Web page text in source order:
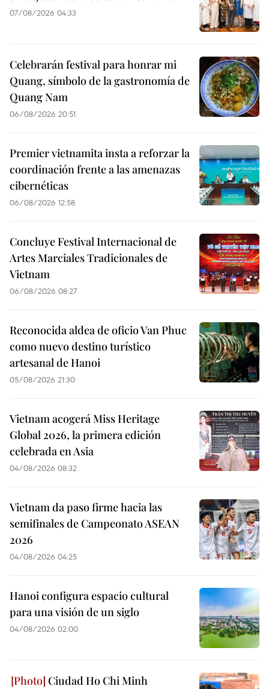
07/08/2026 04:33
Celebrarán festival para honrar mi
Quang, símbolo de la gastronomía de
Quang Nam
06/08/2026 20:51
Premier vietnamita insta a reforzar la
coordinación frente a las amenazas
cibernéticas
06/08/2026 12:58
Concluye Festival Internacional de
Artes Marciales Tradicionales de
Vietnam
06/08/2026 08:27
Reconocida aldea de oficio Van Phuc
como nuevo destino turístico
artesanal de Hanoi
05/08/2026 21:30
Vietnam acogerá Miss Heritage
Global 2026, la primera edición
celebrada en Asia
04/08/2026 08:32
Vietnam da paso firme hacia las
semifinales de Campeonato ASEAN
2026
04/08/2026 04:25
Hanoi configura espacio cultural
para una visión de un siglo
04/08/2026 02:00
Ciudad Ho Chi Minh